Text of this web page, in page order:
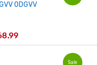
0DGVV
Sale